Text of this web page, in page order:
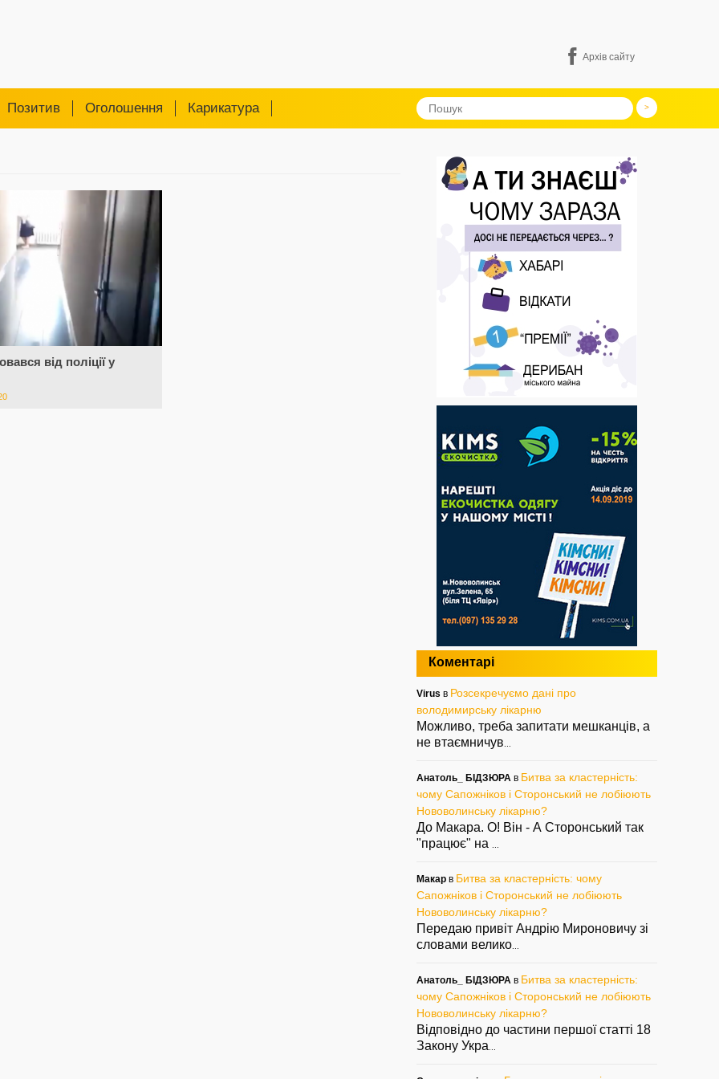
Архів сайту
Позитив Оголошення Карикатура
від поліції у
Коментарі
Virus в Розсекречуємо дані про
володимирську лікарню
Можливо, треба запитати мешканців, а
не втаємничув
Анатоль_ БІДЗЮРА в Битва за кластерність:
чому Сапожніков і Сторонський не лобіюють
Нововолинську лікарню?
До Макара. О! Він - А Сторонський так
"працює" на
Макар в Битва за кластерність: чому
Сапожніков і Сторонський не лобіюють
Нововолинську лікарню?
Передаю привіт Андрію Мироновичу зі
словами велико
Анатоль_ БІДЗЮРА в Битва за кластерність:
чому Сапожніков і Сторонський не лобіюють
Нововолинську лікарню?
Відповідно до частини першої статті 18
Закону Укра